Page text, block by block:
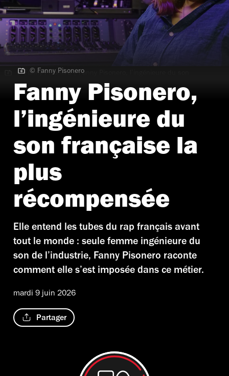
© Fanny Pisonero | Fanny Pisonero, l’ingénieure du son
française la plus récompensée
© Fanny Pisonero
Fanny Pisonero,
l’ingénieure du
son française la
plus
récompensée
Elle entend les tubes du rap français avant
tout le monde : seule femme ingénieure du
son de l’industrie, Fanny Pisonero raconte
comment elle s’est imposée dans ce métier.
mardi 9 juin 2026
Partager